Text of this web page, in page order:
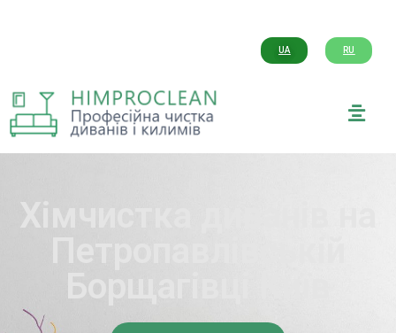
UA RU
Хімчистка диванів на